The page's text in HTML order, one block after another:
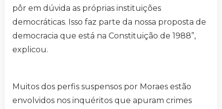
pôr em dúvida as próprias instituições
democráticas. Isso faz parte da nossa proposta de
democracia que está na Constituição de 1988”,
explicou.
Muitos dos perfis suspensos por Moraes estão
envolvidos nos inquéritos que apuram crimes